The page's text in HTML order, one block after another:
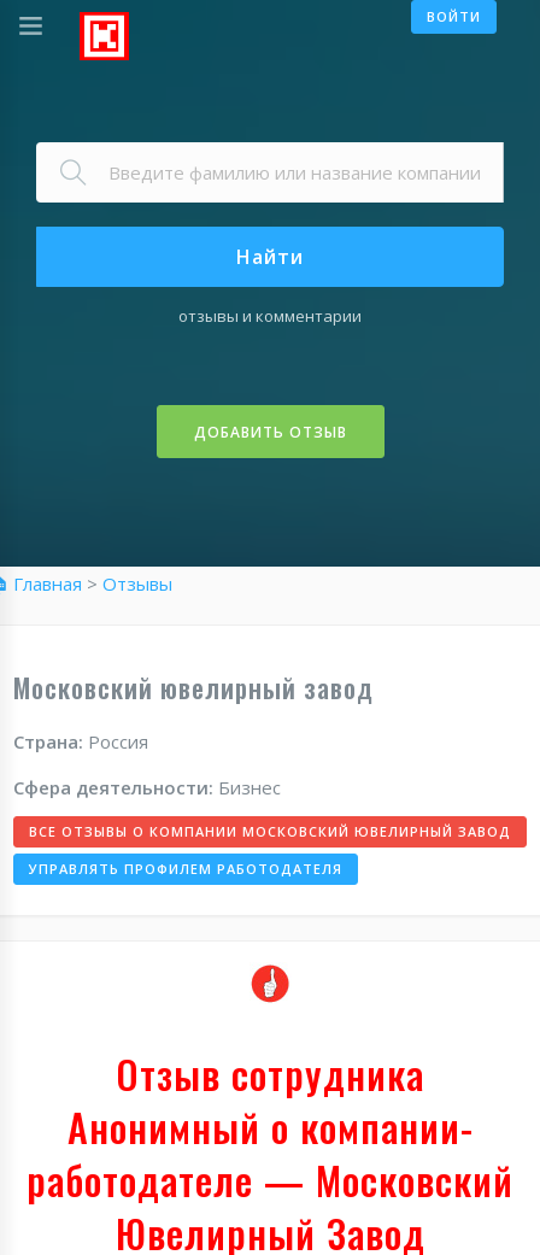
ВОЙТИ
Найти
отзывы и комментарии
ДОБАВИТЬ ОТЗЫВ
Главная > Отзывы
Московский ювелирный завод
Страна: Россия
Сфера деятельности: Бизнес
ВСЕ ОТЗЫВЫ О КОМПАНИИ МОСКОВСКИЙ ЮВЕЛИРНЫЙ ЗАВОД
УПРАВЛЯТЬ ПРОФИЛЕМ РАБОТОДАТЕЛЯ
Отзыв сотрудника
Анонимный о компании-
работодателе — Московский
Ювелирный Завод